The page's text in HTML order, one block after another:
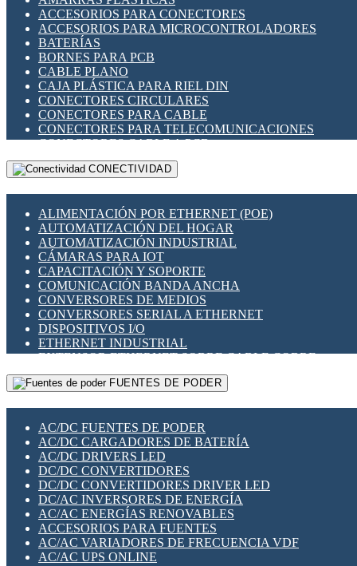
INDICADORES PARA PANEL
INTERFACES DE RELÉ
INTERRUPTORES FIN DE CARRERA
LLAVES CONMUTADORAS
MEDIDORES DE ENERGÍA Y TC'S DE CORRIENTE
MOTORES PASO A PASO
PANTALLAS HMI
PLC -CONTROLADORES LÓGICO PROGRAMABLES
PROGRAMADORES DE HORARIO
RELÉS DE PROTECCIÓN
SENSORES CAPACITIVOS
SENSORES INDUCTIVOS
TEMPORIZADORES
VARIACS
VARIADORES DE FRECUENCIA [VDF]
SECCIONADORES - INTERRUPTORES
MAQUINARIA
ACCESORIOS PARA CONECTORES
ACCESORIOS PARA MICROCONTROLADORES
BATERÍAS
BORNES PARA PCB
CABLE PLANO
CAJA PLÁSTICA PARA RIEL DIN
CONECTORES CIRCULARES
CONECTORES PARA CABLE
CONECTORES PARA TELECOMUNICACIONES
CONECTORES CABLE A PCB
CONECTORES PCB A CABLE
DIP SWITCHES
HERRAMIENTAS VARIAS
ILUMINACIÓN LED
INTERRUPTORES REED
INTERFACES DE RELÉ
OTROS RELÉS
PROTECCIÓN TÉRMICA
RELÉS AUTOMOTRICES
RELÉS DE SEÑAL
RELÉS DE ESTADO SÓLIDO SSR
RELÉS INDUSTRIALES
RELÉS MINIATURA DE POTENCIA
SENSORES MAGNÉTICOS
SWITCH Y MICROSWITCH
TARJETAS PI
UNIÓN Y DERIVACIÓN DE CABLE
CONECTIVIDAD
ALIMENTACIÓN POR ETHERNET (POE)
AUTOMATIZACIÓN DEL HOGAR
AUTOMATIZACIÓN INDUSTRIAL
CÁMARAS PARA IOT
CAPACITACIÓN Y SOPORTE
COMUNICACIÓN BANDA ANCHA
CONVERSORES DE MEDIOS
CONVERSORES SERIAL A ETHERNET
DISPOSITIVOS I/O
ETHERNET INDUSTRIAL
EXTENSOR ETHERNET SOBRE CABLE COBRE
GATEWAY LORAWAN
GESTIÓN DE REDES
PLACAS MODULARES IOT
SWITCHES Y REDES WIFI
SOLUCIONES IOT
SOLUCIONES LORAWAN
SOLUCIONES RED CELULAR
SEGURIDAD PARA REDES
SWITCHES LAN
TELEFONÍA IP (VOIP)
VIGILANCIA IP (CCTV)
MESHTASTIC
FUENTES DE PODER
AC/DC FUENTES DE PODER
AC/DC CARGADORES DE BATERÍA
AC/DC DRIVERS LED
DC/DC CONVERTIDORES
DC/DC CONVERTIDORES DRIVER LED
DC/AC INVERSORES DE ENERGÍA
AC/AC ENERGÍAS RENOVABLES
ACCESORIOS PARA FUENTES
AC/AC VARIADORES DE FRECUENCIA VDF
AC/AC UPS ONLINE